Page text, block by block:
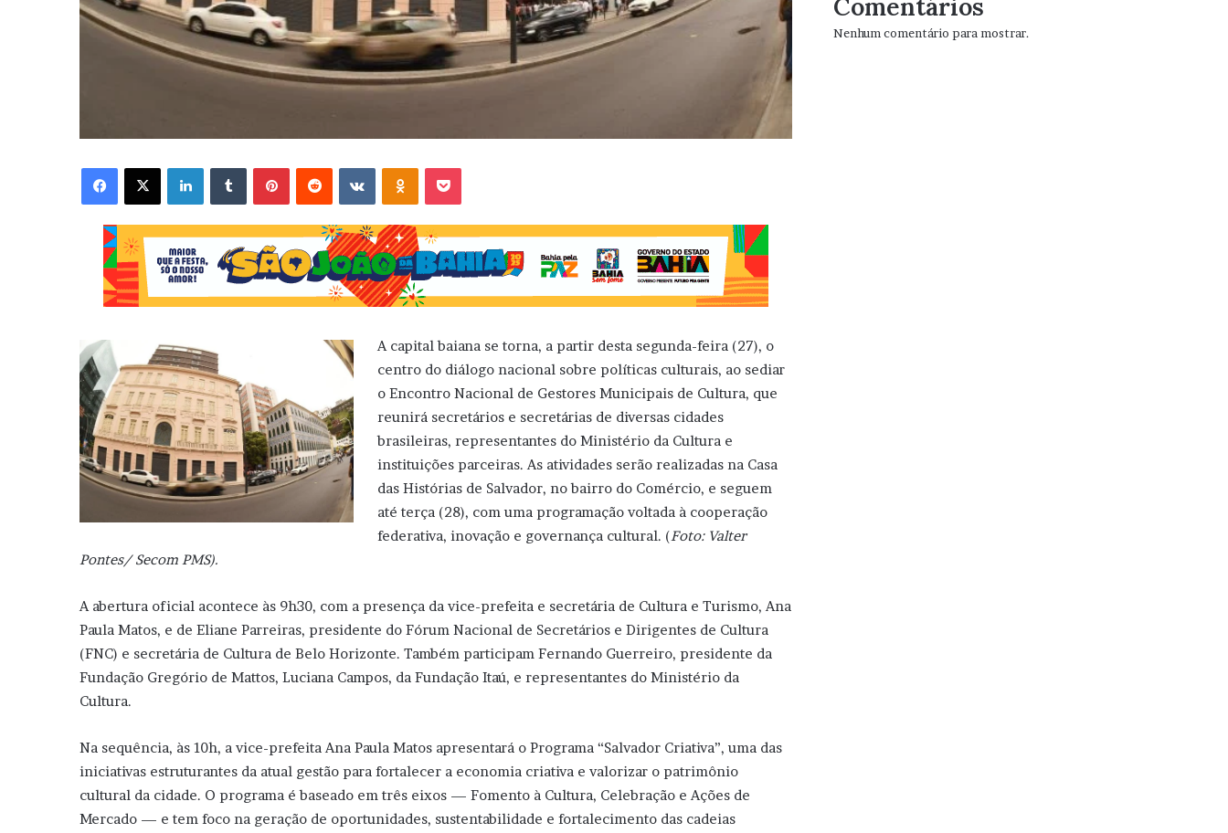
Facebook X Linkedin VK OK
A capital baiana se torna, a partir desta segunda-feira (27), o
centro do diálogo nacional sobre políticas culturais, ao sediar
o Encontro Nacional de Gestores Municipais de Cultura, que
reunirá secretários e secretárias de diversas cidades
brasileiras, representantes do Ministério da Cultura e
instituições parceiras. As atividades serão realizadas na Casa
das Histórias de Salvador, no bairro do Comércio, e seguem
até terça (28), com uma programação voltada à cooperação
federativa, inovação e governança cultural. (Foto: Valter
Pontes/ Secom PMS).
A abertura oficial acontece às 9h30, com a presença da vice-prefeita e secretária de Cultura e Turismo, Ana
Paula Matos, e de Eliane Parreiras, presidente do Fórum Nacional de Secretários e Dirigentes de Cultura
(FNC) e secretária de Cultura de Belo Horizonte. Também participam Fernando Guerreiro, presidente da
Fundação Gregório de Mattos, Luciana Campos, da Fundação Itaú, e representantes do Ministério da
Cultura.
Na sequência, às 10h, a vice-prefeita Ana Paula Matos apresentará o Programa “Salvador Criativa”, uma das
iniciativas estruturantes da atual gestão para fortalecer a economia criativa e valorizar o patrimônio
cultural da cidade. O programa é baseado em três eixos — Fomento à Cultura, Celebração e Ações de
Mercado — e tem foco na geração de oportunidades, sustentabilidade e fortalecimento das cadeias
Comentários
Nenhum comentário para mostrar.